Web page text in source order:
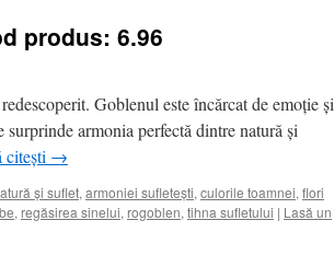
produs: 6.96
Goblenul este încărcat de emoție și
armonia perfectă dintre natură și
citești →
și suflet, armoniei sufletești, culorile toamnei, flori
, regăsirea sinelui, rogoblen, tihna sufletului | Lasă un